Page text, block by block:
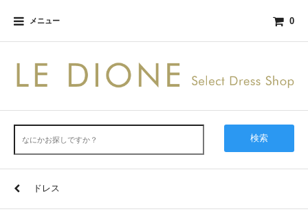
メニュー 0
検索
ドレス